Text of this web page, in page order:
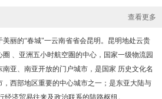
查看更多
丽的“春城"一云南省省会昆明。昆明地处云贵
、亚洲五小时航空圏的中心，国家一级物流园
亚、南亚开放的门户城市，是国家 历史文化名
西部地区重要的中心城市之一；是东亚大陆与
济贸易往来及政治联系的陆路枢纽。